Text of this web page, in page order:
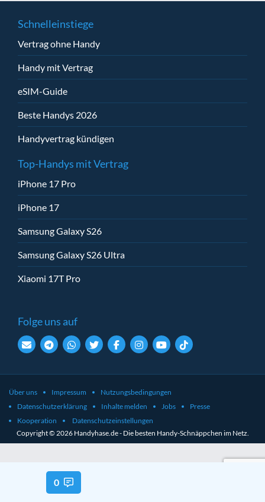
0
Schnelleinstiege
Vertrag ohne Handy
Handy mit Vertrag
eSIM-Guide
Beste Handys 2026
Handyvertrag kündigen
Top-Handys mit Vertrag
iPhone 17 Pro
iPhone 17
Samsung Galaxy S26
Samsung Galaxy S26 Ultra
Xiaomi 17T Pro
Folge uns auf
Über uns Impressum
Nutzungsbedingungen
Datenschutzerklärung
Inhalte melden Jobs
Presse
Kooperation
Datenschutzeinstellungen
Copyright © 2026 Handyhase.de - Die besten Handy-Schnäppchen im Netz.